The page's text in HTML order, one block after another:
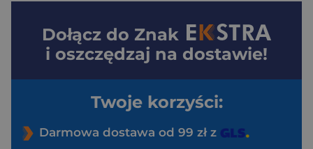
Dołącz do Znak
i oszczędzaj na dostawie!
Twoje korzyści:
Darmowa dostawa od 99 zł z